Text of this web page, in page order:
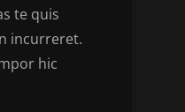
te quis
incurreret.
hic